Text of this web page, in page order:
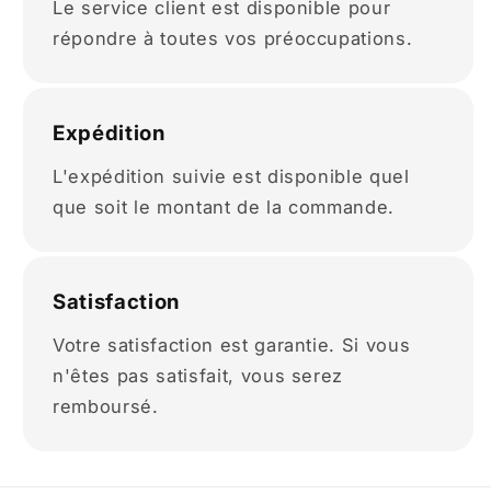
Le service client est disponible pour
répondre à toutes vos préoccupations.
Expédition
L'expédition suivie est disponible quel
que soit le montant de la commande.
Satisfaction
Votre satisfaction est garantie. Si vous
n'êtes pas satisfait, vous serez
remboursé.